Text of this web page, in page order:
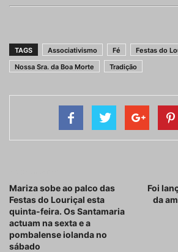
TAGS Associativismo Fé Festas do
Nossa Sra. da Boa Morte
Tradição
Mariza sobe ao palco das
Festas do Louriçal esta
quinta-feira. Os Santamaria
actuam na sexta e a
pombalense iolanda no
sábado
Foi
da